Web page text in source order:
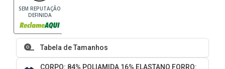
SEM REPUTAÇÃO
DEFINIDA
Tabela de Tamanhos
CORPO: 84% POLIAMIDA 16% ELASTANO FORRO: